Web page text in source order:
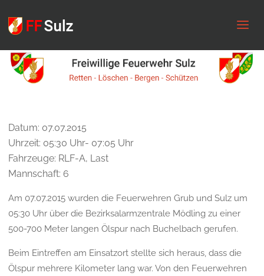
Datum: 07.07.2015
Uhrzeit: 05:30 Uhr- 07:05 Uhr
Fahrzeuge: RLF-A, Last
Mannschaft: 6
Am 07.07.2015 wurden die Feuerwehren Grub und Sulz um
05:30 Uhr über die Bezirksalarmzentrale Mödling zu einer
500-700 Meter langen Ölspur nach Buchelbach gerufen.
Beim Eintreffen am Einsatzort stellte sich heraus, dass die
Ölspur mehrere Kilometer lang war. Von den Feuerwehren